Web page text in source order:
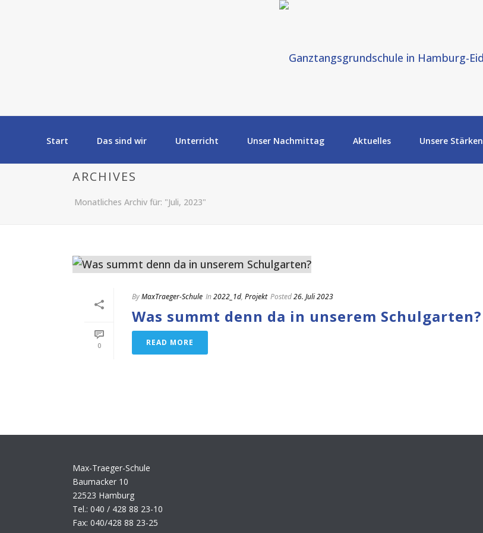
Start Das sind wir Unterricht Unser Nachmittag Aktuelles Unsere Stärken
ARCHIVES
Monatliches Archiv für: "Juli, 2023"
0
ByMaxTraeger-Schule In2022_1d, Projekt Posted26. Juli 2023
Was summt denn da in unserem Schulgarten?
READ MORE
Max-Traeger-Schule
Baumacker 10
22523 Hamburg
Tel.: 040 / 428 88 23-10
Fax: 040/428 88 23-25